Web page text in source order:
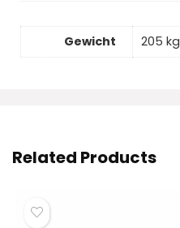
Gewicht 205 kg
Related Products